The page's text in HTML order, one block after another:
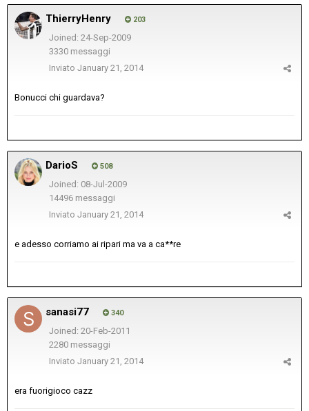
ThierryHenry 203
Joined: 24-Sep-2009
3330 messaggi
Inviato January 21, 2014
Bonucci chi guardava?
DarioS 508
Joined: 08-Jul-2009
14496 messaggi
Inviato January 21, 2014
e adesso corriamo ai ripari ma va a ca**re
sanasi77 340
Joined: 20-Feb-2011
2280 messaggi
Inviato January 21, 2014
era fuorigioco cazz